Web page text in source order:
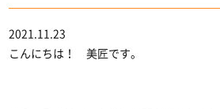
2021.11.23
こんにちは！ 美匠です。